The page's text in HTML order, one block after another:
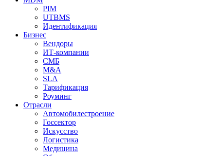
PIM
UTBMS
Идентификация
Бизнес
Вендоры
ИТ-компании
СМБ
M&A
SLA
Тарификация
Роуминг
Отрасли
Автомобилестроение
Госсектор
Искусство
Логистика
Медицина